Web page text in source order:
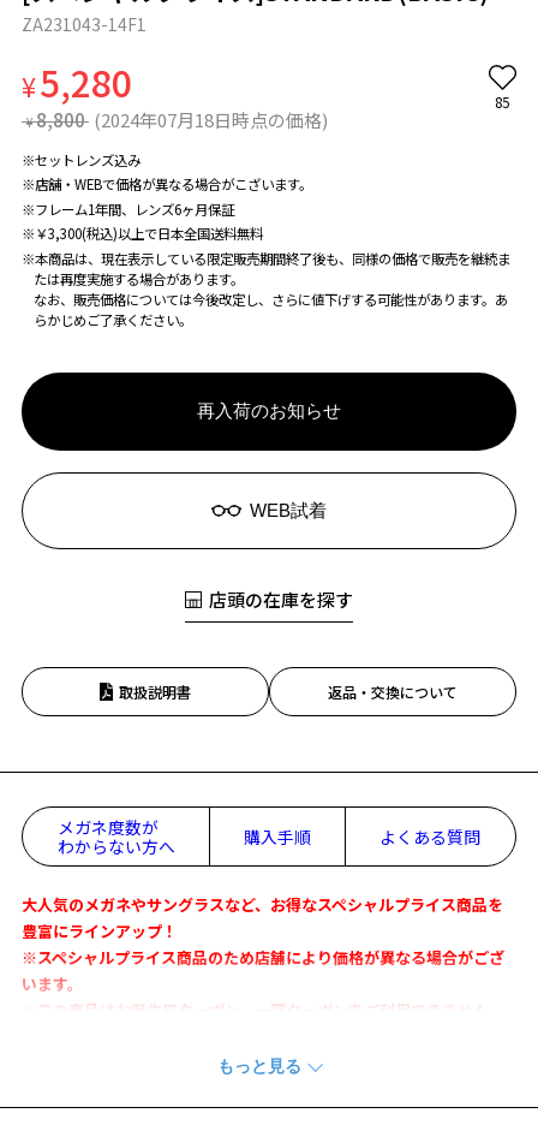
ZA231043-14F1
¥5,280
¥ 8,800 (2024年07月18日時点の価格)
85
※セットレンズ込み
※店舗・WEBで価格が異なる場合がこざいます。
※フレーム1年間、レンズ6ヶ月保証
※￥3,300(税込)以上で日本全国送料無料
※本商品は、現在表示している限定販売期間終了後も、同様の価格で販売を継続ま
たは再度実施する場合があります。
なお、販売価格については今後改定し、さらに値下げする可能性があります。あ
らかじめご了承ください。
再入荷のお知らせ
WEB試着
店頭の在庫を探す
取扱説明書 返品・交換について
メガネ度数が
わからない方へ
購入手順 よくある質問
大人気のメガネやサングラスなど、お得なスペシャルプライス商品を
豊富にラインアップ！
※スペシャルプライス商品のため店舗により価格が異なる場合がござ
います。
※この商品はお誕生日クーポン、一部クーポンをご利用できません。
ブラックの光沢感・質感が放つ都会的で洗練されたイメージを形にし
軽量素材を採用した快適な心地と力強く男らしいデザインが特徴的な1